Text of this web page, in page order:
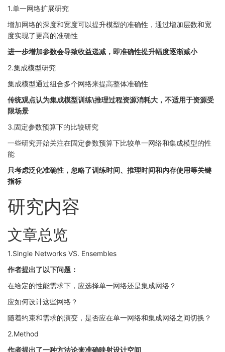
1.单一网络扩展研究
增加网络的深度和宽度可以提升模型的准确性，通过增加层数和宽
度实现了更高的准确性
进一步增加参数会导致收益递减，即准确性提升幅度逐渐减小
2.集成模型研究
集成模型通过组合多个网络来提高整体准确性
传统观点认为集成模型训练\推理过程资源消耗大，不适用于资源受
限场景
3.固定参数预算下的比较研究
一些研究开始关注在固定参数预算下比较单一网络和集成模型的性
能
只考虑泛化准确性，忽略了训练时间、推理时间和内存使用等关键
指标
研究内容
文章总览
1.Single Networks VS. Ensembles
作者提出了以下问题：
在给定的性能需求下，应选择单一网络还是集成网络？
应如何设计这些网络？
随着约束和需求的演变，是否应在单一网络和集成网络之间切换？
2.Method
作者提出了一种方法论来准确映射设计空间